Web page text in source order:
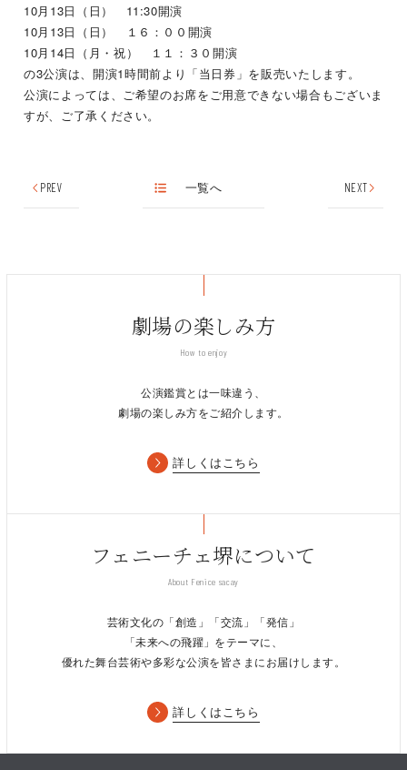
10月 13日（日） 11:30開演
10月 13日（日） １６：００開演
10月 14日（月・祝） １１：３０開演
の3公演は、開演1時間前より「当日券」を販売いたします。
公演によっては、ご希望のお席をご用意できない場合もございま
すが、ご了承ください。
PREV 一覧へ NEXT
劇場の楽しみ方
How to enjoy
公演鑑賞とは一味違う、
劇場の楽しみ方をご紹介します。
詳しくはこちら
フェニーチェ堺について
About Fenice sacay
芸術文化の「創造」「交流」「発信」
「未来への飛躍」をテーマに、
優れた舞台芸術や多彩な公演を皆さまにお届けします。
詳しくはこちら